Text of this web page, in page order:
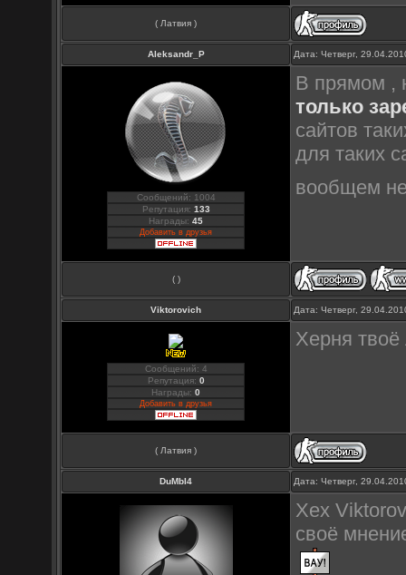
( Латвия )
Aleksandr_P Дата: Четверг,
Сообщений: 1004
Репутация: 133
Награды:45
Добавить в друзья
В прямом ,
только
сайтов
для таких
вообщем не
( )
Viktorovich Дата: Четверг,
Сообщений: 4
Репутация: 0
Награды:0
Добавить в друзья
Херня
( Латвия )
DuMbI4 Дата: Четверг,
Хех
своё